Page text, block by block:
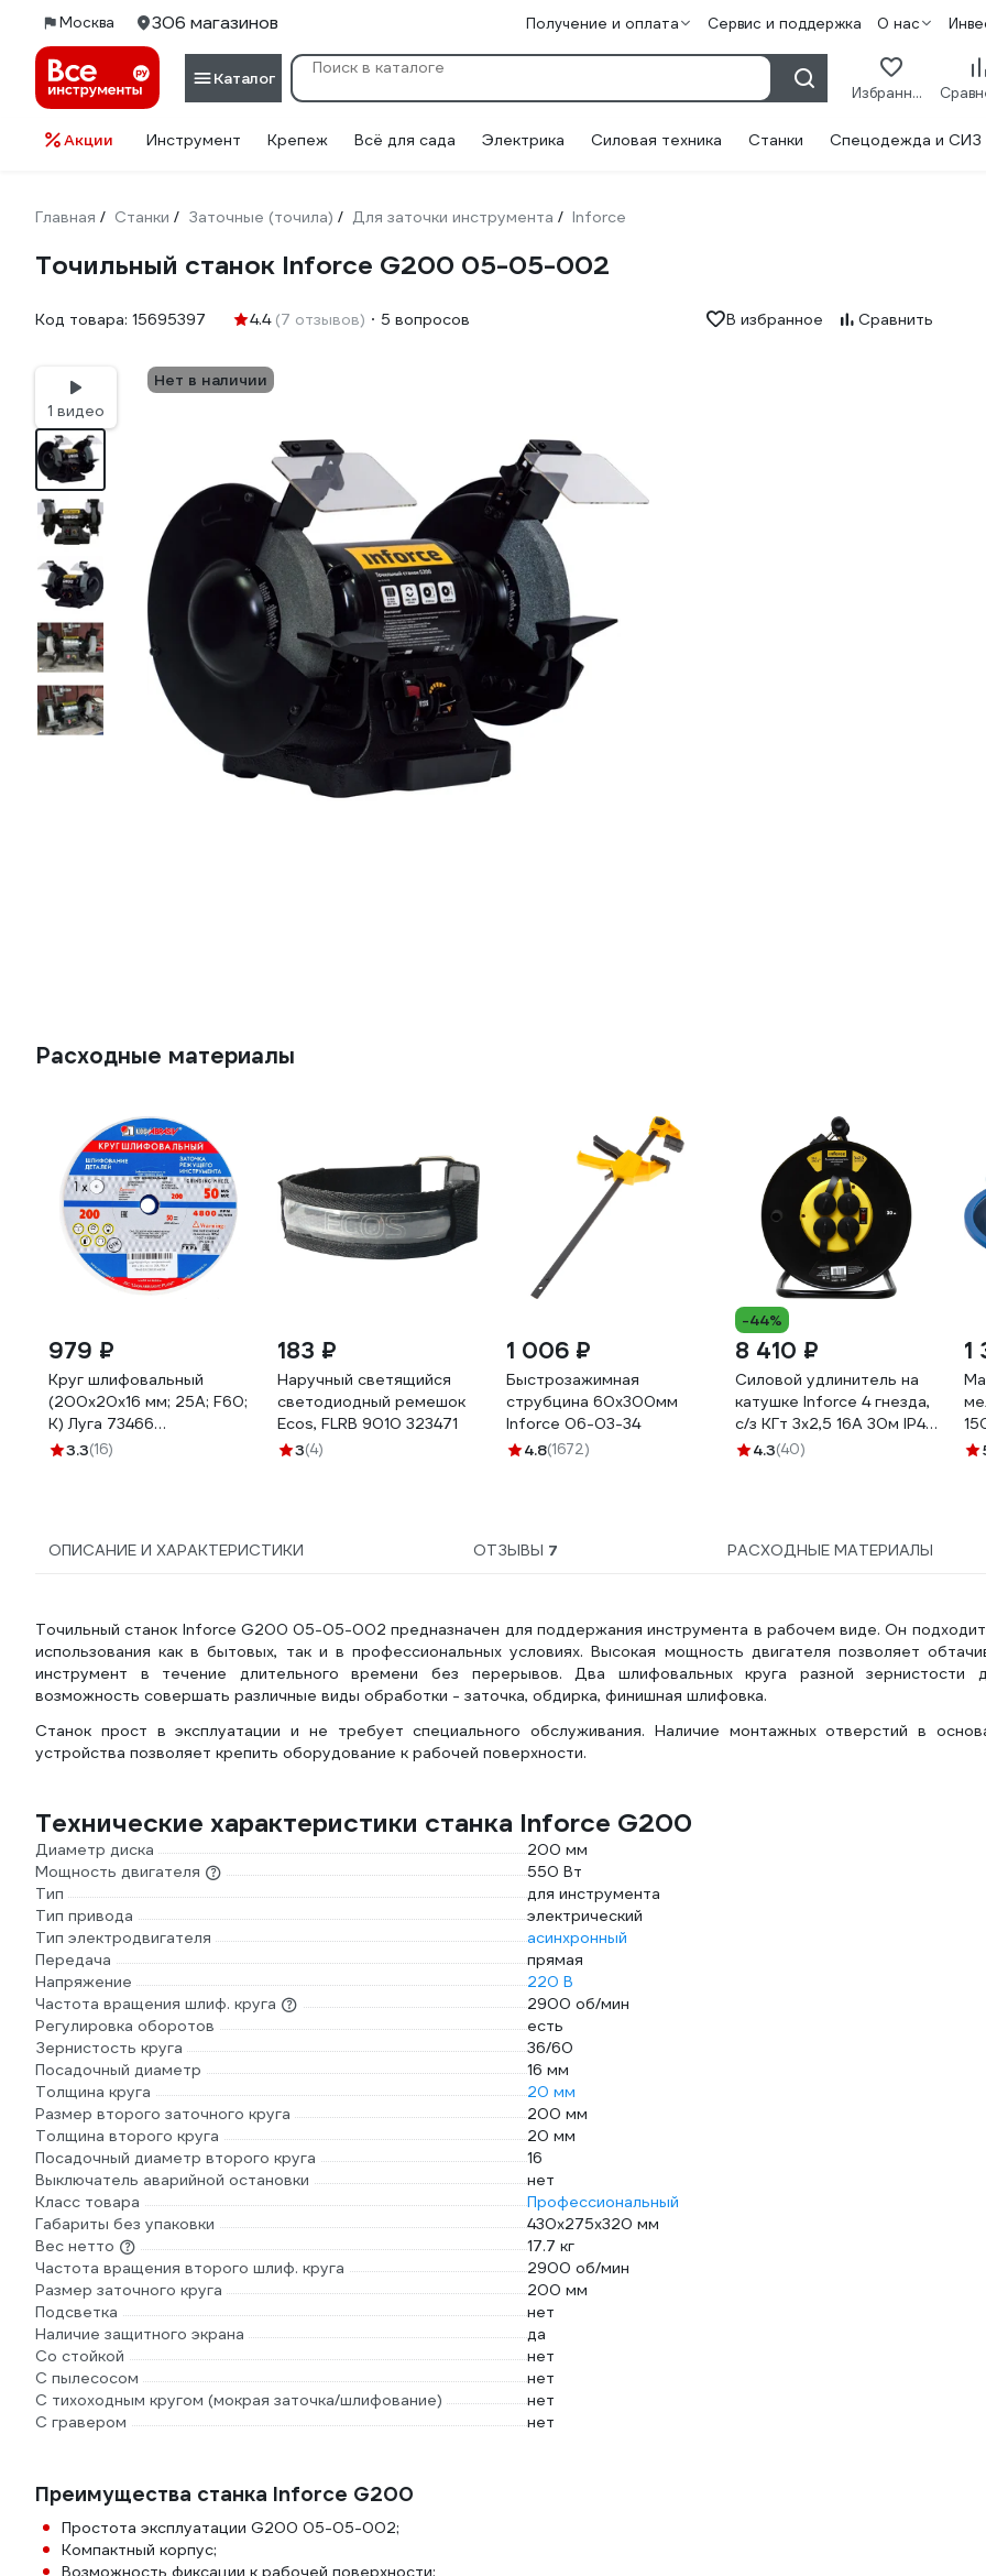
Москва 306 магазинов Получение и оплата Сервис и поддержка О нас
Каталог
Избранное
Акции Инструмент Крепеж Всё для сада Электрика Силовая техника Станки Спецодежда и СИЗ
Главная / Станки / Заточные (точила) / Для заточки инструмента / Inforce
Точильный станок Inforce G200 05-05-002
Код товара: 15695397 4.4 (7 отзывов) 5 вопросов В избранное Сравнить
1 видео
Нет в наличии
Расходные материалы
979 ₽
Круг шлифовальный
(200х20х16 мм; 25А; F60;
K) Луга 73466
4603347061947
3.3(16)
183 ₽
Наручный светящийся
светодиодный ремешок
Ecos, FLRB 9010 323471
3(4)
1 006 ₽
Быстрозажимная
струбцина 60х300мм
Inforce 06-03-34
4.8(1672)
-44%
8 410 ₽
Силовой удлинитель на
катушке Inforce 4 гнезда,
с/з КГт 3х2,5 16A 30м IP44
GRANITE ZG 09-15-03
4.3(40)
1
ОПИСАНИЕ И ХАРАКТЕРИСТИКИ ОТЗЫВЫ 7 РАСХОДНЫЕ МАТЕРИАЛЫ
Точильный станок Inforce G200 05-05-002 предназначен для поддержания инструмента в рабочем виде. Он
использования как в бытовых, так и в профессиональных условиях. Высокая мощность двигателя позволяет
инструмент в течение длительного времени без перерывов. Два шлифовальных круга разной зернистости
возможность совершать различные виды обработки - заточка, обдирка, финишная шлифовка.
Станок прост в эксплуатации и не требует специального обслуживания. Наличие монтажных отверстий в
устройства позволяет крепить оборудование к рабочей поверхности.
Технические характеристики станка Inforce G200
Диаметр диска
200 мм
Мощность двигателя
550 Вт
Тип
для инструмента
Тип привода
электрический
Тип электродвигателя
асинхронный
Передача
прямая
Напряжение
220 В
Частота вращения шлиф. круга
2900 об/мин
Регулировка оборотов
есть
Зернистость круга
36/60
Посадочный диаметр
16 мм
Толщина круга
20 мм
Размер второго заточного круга
200 мм
Толщина второго круга
20 мм
Посадочный диаметр второго круга
16
Выключатель аварийной остановки
нет
Класс товара
Профессиональный
Габариты без упаковки
430х275х320 мм
Вес нетто
17.7 кг
Частота вращения второго шлиф. круга
2900 об/мин
Размер заточного круга
200 мм
Подсветка
нет
Наличие защитного экрана
да
Со стойкой
нет
С пылесосом
нет
С тихоходным кругом (мокрая заточка/шлифование)
нет
С гравером
нет
Преимущества станка Inforce G200
Простота эксплуатации G200 05-05-002;
Компактный корпус;
Возможность фиксации к рабочей поверхности;